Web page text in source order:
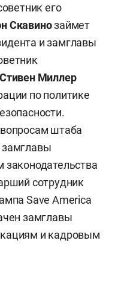
его
Скавинозаймет
и замглавы
Стивен Миллер
по политике
штаба
законодательства
сотрудник
Save America
замглавы
и кадровым